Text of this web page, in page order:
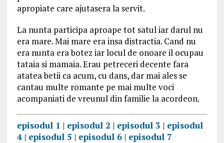
apropiate care ajutasera la servit.
La nunta participa aproape tot satul iar darul nu
era mare. Mai mare era insa distractia. Cand nu
era nunta era botez iar locul de onoare il ocupau
tataia si mamaia. Erau petreceri decente fara
atatea betii ca acum, cu dans, dar mai ales se
cantau multe romante pe mai multe voci
acompaniati de vreunul din familie la acordeon.
episodul 1 | episodul 2 | episodul 3 | episodul
4| episodul 5 | episodul 6| episodul 7